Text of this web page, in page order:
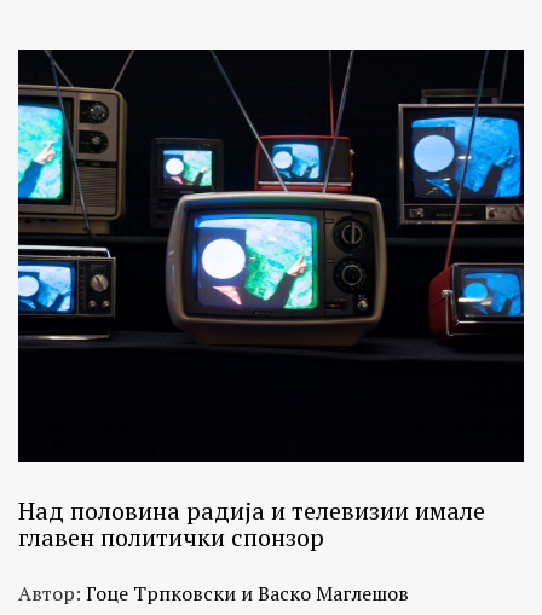
Над половина радија и телевизии имале
главен политички спонзор
Автор: Гоце Трпковски и Васко Маглешов